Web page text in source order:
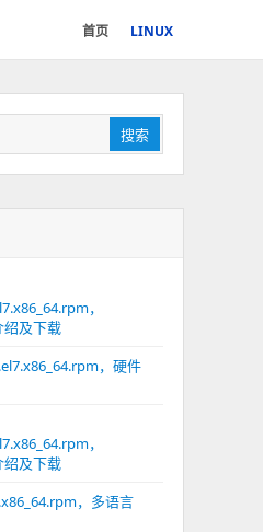
首页 LINUX
搜索
，
及下载
，硬件
，
及下载
，多语言